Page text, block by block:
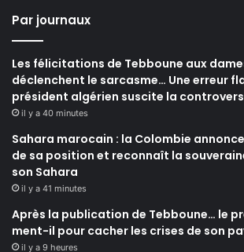
Par journaux
Les félicitations de Tebboune aux
déclenchent le sarcasme… Une erreur
président algérien suscite la
il y a 40 minutes
Sahara marocain : la Colombie
de sa position et reconnaît la
son Sahara
il y a 41 minutes
Après la publication de Tebboune… le
ment-il pour cacher les crises de son
il y a 9 heures